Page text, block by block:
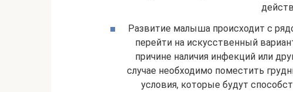
Развитие малыша происходит с
перейти на искусственный
причине наличия инфекций или
случае необходимо поместить
условия, которые будут